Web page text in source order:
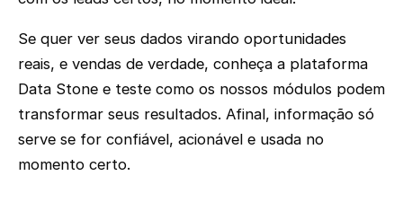
Se quer ver seus dados virando oportunidades
reais, e vendas de verdade, conheça a plataforma
Data Stone e teste como os nossos módulos podem
transformar seus resultados. Afinal, informação só
serve se for confiável, acionável e usada no
momento certo.